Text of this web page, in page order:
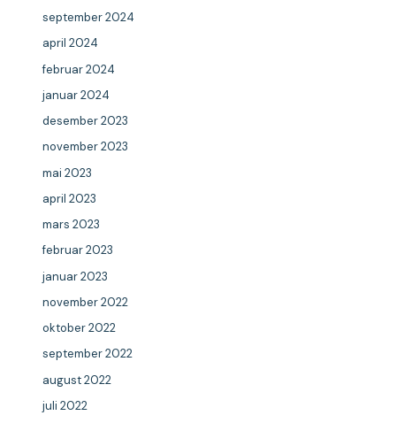
september 2024
april 2024
februar 2024
januar 2024
desember 2023
november 2023
mai 2023
april 2023
mars 2023
februar 2023
januar 2023
november 2022
oktober 2022
september 2022
august 2022
juli 2022